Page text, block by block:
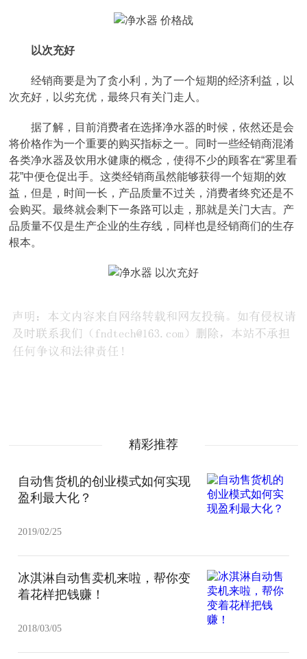
以次充好
经销商要是为了贪小利，为了一个短期的经济利益，以
次充好，以劣充优，最终只有关门走人。
据了解，目前消费者在选择净水器的时候，依然还是会
将价格作为一个重要的购买指标之一。同时一些经销商混淆
各类净水器及饮用水健康的概念，使得不少的顾客在“雾里看
花”中便仓促出手。这类经销商虽然能够获得一个短期的效
益，但是，时间一长，产品质量不过关，消费者终究还是不
会购买。最终就会剩下一条路可以走，那就是关门大吉。产
品质量不仅是生产企业的生存线，同样也是经销商们的生存
根本。
精彩推荐
自动售货机的创业模式如何实现
盈利最大化？
2019/02/25
冰淇淋自动售卖机来啦，帮你变
着花样把钱赚！
2018/03/05